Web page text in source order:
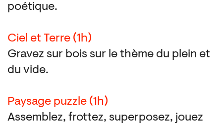
poétique.
Ciel et Terre (1h)
Gravez sur bois sur le thème du plein et
du vide.
Paysage puzzle (1h)
Assemblez, frottez, superposez, jouez